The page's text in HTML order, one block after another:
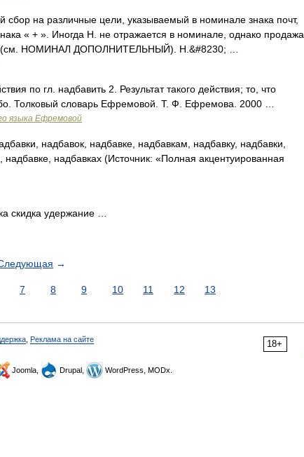
на различные цели, указываемый в номинале знака почт,
« + ». Иногда Н. не отражается в номинале, однако продажа
(см. НОМИНАЛ ДОПОЛНИТЕЛЬНЫЙ). Н.&#8230; …
по гл. надбавить 2. Результат такого действия; то, что
Толковый словарь Ефремовой. Т. Ф. Ефремова. 2000 …
языка Ефремовой
надбавок, надбавке, надбавкам, надбавку, надбавки,
надбавках (Источник: «Полная акцентуированная
скидка удержание …
→
7 8 9 10 11 12 13
18+
Реклама на сайте
Joomla, Drupal, WordPress, MODx.